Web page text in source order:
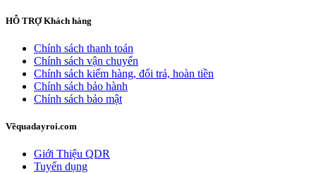
HỖ TRỢKhách hàng
Chính sách thanh toán
Chính sách vận chuyển
Chính sách kiểm hàng, đổi trả, hoàn tiền
Chính sách bảo hành
Chính sách bảo mật
Vềquadayroi.com
Giới Thiệu QDR
Tuyển dụng